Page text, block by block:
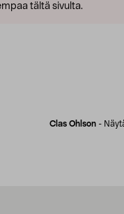
tältä sivulta.
Clas Ohlson -